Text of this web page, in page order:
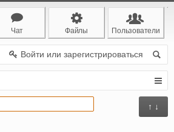
Чат Файлы Пользователи
Войти или зарегистрироваться
↑ ↓